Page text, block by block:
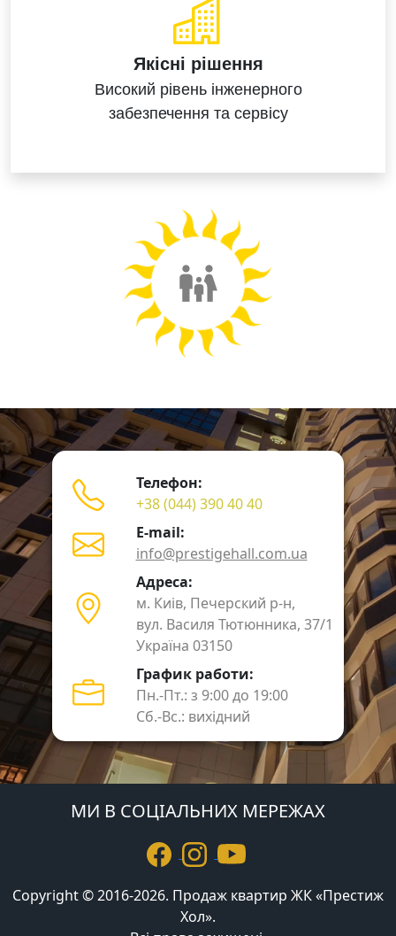
Якісні рішення
Високий рівеньінженерного
забезпечення та сервісу
Телефон:
+38 (044) 390 40 40
E-mail:
info@prestigehall.com.ua
Адреса:
м. Киів, Печерский р-н,
вул. Василя Тютюнника, 37/1
Україна 03150
График работи:
Пн.-Пт.: з 9:00 до 19:00
Сб.-Вс.: вихідний
МИ В СОЦІАЛЬНИХ МЕРЕЖАХ
Copyright © 2016-2026. Продаж квартир ЖК «Престиж
Хол».